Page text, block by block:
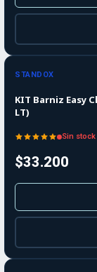
Agotado
STANDOX
KIT Barniz Easy
LT)
Sin stock
$33.200